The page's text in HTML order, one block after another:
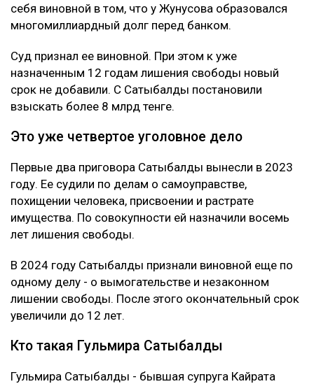
себя виновной в том, что у Жунусова образовался
многомиллиардный долг перед банком.
Суд признал ее виновной. При этом к уже
назначенным 12 годам лишения свободы новый
срок не добавили. С Сатыбалды постановили
взыскать более 8 млрд тенге.
Это уже четвертое уголовное дело
Первые два приговора Сатыбалды вынесли в 2023
году. Ее судили по делам о самоуправстве,
похищении человека, присвоении и растрате
имущества. По совокупности ей назначили восемь
лет лишения свободы.
В 2024 году Сатыбалды признали виновной еще по
одному делу - о вымогательстве и незаконном
лишении свободы. После этого окончательный срок
увеличили до 12 лет.
Кто такая Гульмира Сатыбалды
Гульмира Сатыбалды - бывшая супруга Кайрата